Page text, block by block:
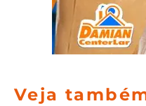
Veja